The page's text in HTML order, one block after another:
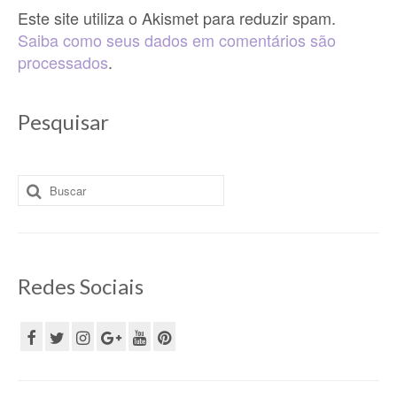
Este site utiliza o Akismet para reduzir spam.
Saiba como seus dados em comentários são
processados.
Pesquisar
Buscar
por:
Redes Sociais